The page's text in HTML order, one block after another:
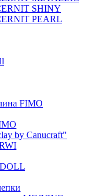
SHINY
PEARL
FIMO
by Canucraft"